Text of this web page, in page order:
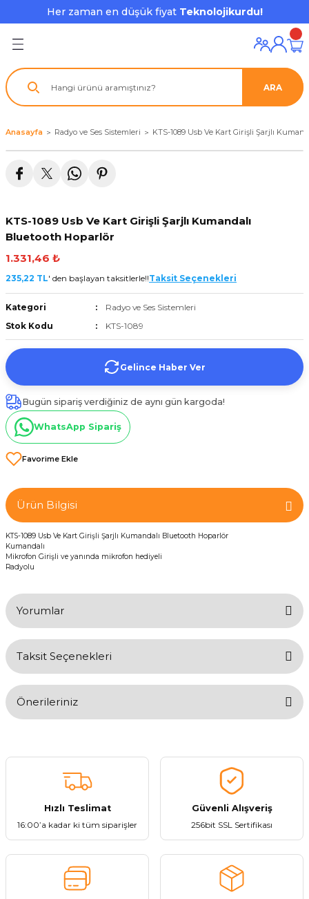
Her zaman en düşük fiyat Teknolojikurdu!
Geri Dön
Geri Dön
ve Ekipmanları
- Çoğaltıcı
Gözü
Geri Dön
Çevre Birimleri
Geri Dön
Geri Dön
Geri Dön
Geri Dön
Aksesuarları
ARA
Anasayfa Radyo ve Ses Sistemleri KTS-1089 Usb Ve Kart Girişli Şarjlı
KTS-1089 Usb Ve Kart Girişli Şarjlı Kumandalı
Bluetooth Hoparlör
1.331,46 ₺
235,22 TL' den başlayan taksitlerle!!Taksit Seçenekleri
Kategori
Radyo ve Ses Sistemleri
Stok Kodu
KTS-1089
Gelince Haber Ver
Bugün sipariş verdiğiniz de aynı gün kargoda!
WhatsApp Sipariş
Ürün Bilgisi
KTS-1089 Usb Ve Kart Girişli Şarjlı Kumandalı Bluetooth Hoparlör
Kumandalı
Mikrofon Girişli ve yanında mikrofon hediyeli
Radyolu
Yorumlar
Taksit Seçenekleri
Önerileriniz
tarafımıza iletebilirsiniz.
Görüş ve önerileriniz için teşekkür ederiz.
Ürün resmi kalitesiz, bozuk veya görüntülenemiyor.
Ürün açıklamasında eksik bilgiler bulunuyor.
Ürün fiyatı diğer sitelerden daha pahalı.
Bu ürüne benzer farklı alternatifler olmalı.
Hızlı Teslimat
16:00’a kadar ki tüm siparişler
Güvenli Alışveriş
256bit SSL Sertifikası